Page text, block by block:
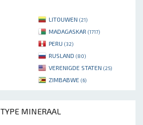
LITOUWEN (21)
MADAGASKAR (1717)
PERU (32)
RUSLAND (80)
VERENIGDE STATEN (25)
ZIMBABWE (6)
TYPE MINERAAL